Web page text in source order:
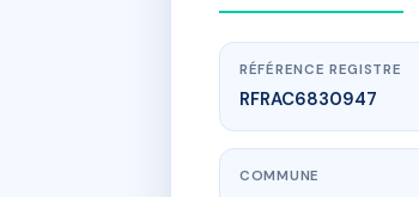
RÉFÉRENCE REGISTRE
RFRAC6830947
COMMUNE